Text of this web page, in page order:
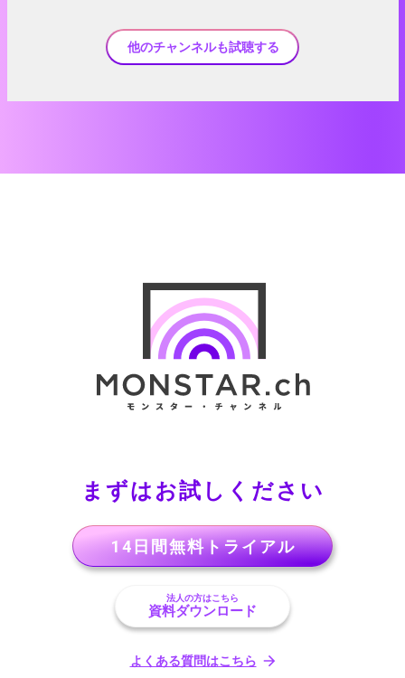
他のチャンネルも試聴する
まずはお試しください
14日間無料トライアル
法人の方はこちら
資料ダウンロード
よくある質問はこちら